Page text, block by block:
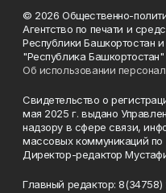
© 2026 Общественно-
Агентство по печати и
Республики Башкортостан
"Республика Башкортостан"
Об использовании
Свидетельство о
мая 2025 г. выдано
надзору в сфере связи,
массовых коммуникаций по
Директор-редактор
Главный редактор: 8(34758)